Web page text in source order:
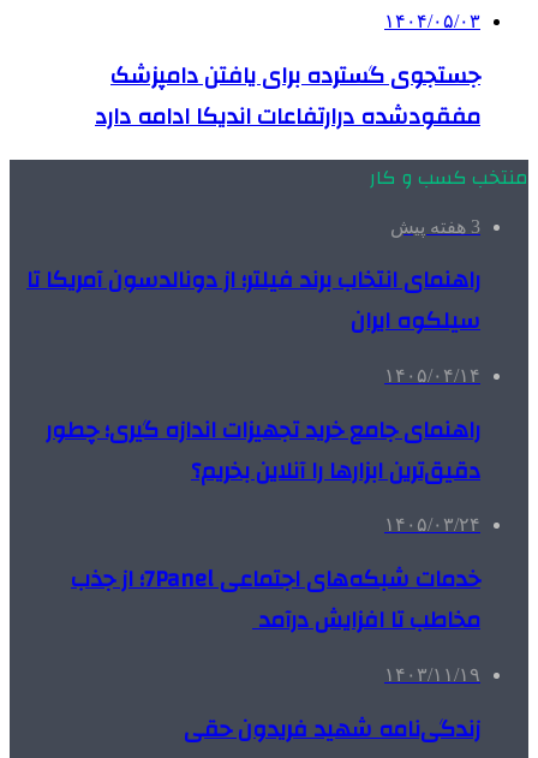
۱۴۰۴/۰۵/۰۳
جستجوی گسترده برای یافتن دامپزشک
مفقودشده درارتفاعات اندیکا ادامه دارد
منتخب کسب و کار
3 هفته پیش
راهنمای انتخاب برند فیلتر؛ از دونالدسون آمریکا تا
سیلکوه ایران
۱۴۰۵/۰۴/۱۴
راهنمای جامع خرید تجهیزات اندازه گیری؛ چطور
دقیق‌ترین ابزارها را آنلاین بخریم؟
۱۴۰۵/۰۳/۲۴
خدمات شبکه‌های اجتماعی 7Panel؛ از جذب
مخاطب تا افزایش درآمد
۱۴۰۳/۱۱/۱۹
زندگی‌نامه شهید فریدون حقی